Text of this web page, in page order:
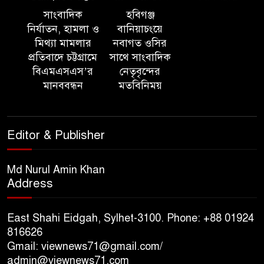
উপলক্ষ্যে আলোচনা সভা ও দু’আ
মাহফিল
পরিবেশ রক্ষায় ব্যক্তিগত উদ্যোগ
সমাজের জন্য অনুকরণীয় মডেল-
বিভাগীয় কমিশনার
সিলেট মেট্রোপলিটন পুলিশ
শহীদদের প্রতি গভীর শ্রদ্ধা নিবেদন করেন
মামলায় এক বছরের সাজা
‘সমন্বিত উদ্যোগেই গড়ে উঠবে
সাংবাদিক
নির্যাতন, হামলা ও
মিথ্যা মামলার
প্রতিবাদে চট্টগ্রামে
বিএমএসএস’র
মানববন্ধন
হবিগঞ্জ
বানিয়াচংয়ে
নবাগত ওসির
সাথে সাংবাদিক
নেতৃবৃন্দের
মতবিনিময়
Editor & Publisher
Md Nurul Amin Khan
Address
East Shahi Eidgah, Sylhet-3100. Phone: +88 01924
816626
Gmail: viewnews71@gmail.com/
admin@viewnews71.com